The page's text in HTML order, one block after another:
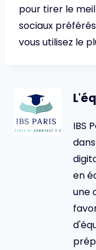
pour tirer le
sociaux
vous utilisez le
IBS
en
une